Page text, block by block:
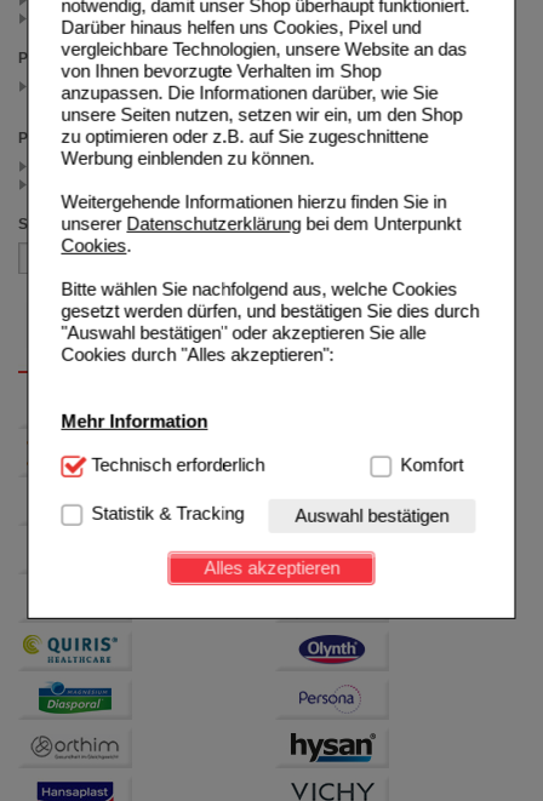
notwendig, damit unser Shop überhaupt funktioniert.
Darüber hinaus helfen uns Cookies, Pixel und
vergleichbare Technologien, unsere Website an das
von Ihnen bevorzugte Verhalten im Shop
anzupassen. Die Informationen darüber, wie Sie
unsere Seiten nutzen, setzen wir ein, um den Shop
zu optimieren oder z.B. auf Sie zugeschnittene
Werbung einblenden zu können.
Weitergehende Informationen hierzu finden Sie in
unserer Datenschutzerklärungbei dem Unterpunkt
Cookies.
Bitte wählen Sie nachfolgend aus, welche Cookies
gesetzt werden dürfen, und bestätigen Sie dies durch
"Auswahl bestätigen" oder akzeptieren Sie alle
Cookies durch "Alles akzeptieren":
Mehr Information
Technisch Notwendig:Hierbei handelt es sich um
Website notwendig sind (z.B. Navigation, Warenkorb,
Kundenkonto), weshalb auf diese nicht verzichtet
werden kann.
Einkaufserlebnis noch ansprechender zu gestalten,
beispielsweise für die Wiedererkennung des
Besuchers oder unsere Seite an bevorzugte
Verhaltensweisen (z.B. Spracheinstellung)
anzupassen. Komfort-Cookies ermöglichen es uns
anzuzeigen und unser Partnerprogramm zu
Technisch erforderlich Komfort
Statistik & Tracking Auswahl bestätigen
Alles akzeptieren
Beruhigung, Unruhe (1)
Packungsgröße
(auswahl entfernen)
Preis
< 8.50 (3)
Sortieren nach